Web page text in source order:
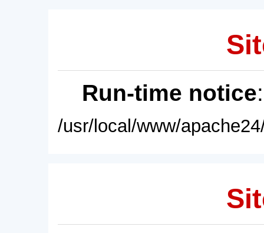
Run-time notice
/usr/local/www/